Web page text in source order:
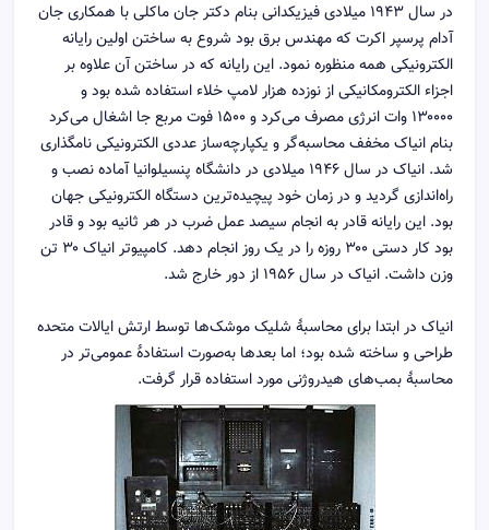
در سال ۱۹۴۳ میلادی فیزیکدانی بنام دکتر جان ماکلی با همکاری جان
آدام پرسپر اکرت که مهندس برق بود شروع به ساختن اولین رایانه
الکترونیکی همه منظوره نمود. این رایانه که در ساختن آن علاوه بر
اجزاء الکترومکانیکی از نوزده هزار لامپ خلاء استفاده شده بود و
۱۳۰۰۰۰ وات انرژی مصرف می‌کرد و ۱۵۰۰ فوت مربع جا اشغال می‌کرد
بنام انیاک مخفف محاسبه‌گر و یکپارچه‌ساز عددی الکترونیکی نامگذاری
شد. انیاک در سال ۱۹۴۶ میلادی در دانشگاه پنسیلوانیا آماده نصب و
راه‌اندازی گردید و در زمان خود پیچیده‌ترین دستگاه الکترونیکی جهان
بود. این رایانه قادر به انجام سیصد عمل ضرب در هر ثانیه بود و قادر
بود کار دستی ۳۰۰ روزه را در یک روز انجام دهد. کامپیوتر انیاک ۳۰ تن
وزن داشت. انیاک در سال ۱۹۵۶ از دور خارج شد.
انیاک در ابتدا برای محاسبهٔ شلیک موشک‌ها توسط ارتش ایالات متحده
طراحی و ساخته شده بود؛ اما بعدها به‌صورت استفادهٔ عمومی‌تر در
محاسبهٔ بمب‌های هیدروژنی مورد استفاده قرار گرفت.